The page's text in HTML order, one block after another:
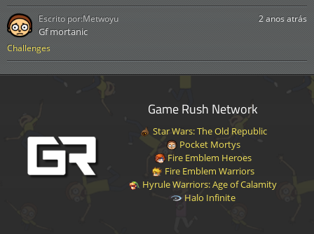
Challenges
2 anos atrás
Gf mortanic
Escrito por:Metwoyu
Game Rush Network
Star Wars: The Old Republic
Pocket Mortys
Fire Emblem Heroes
Fire Emblem Warriors
Hyrule Warriors: Age of Calamity
Halo Infinite